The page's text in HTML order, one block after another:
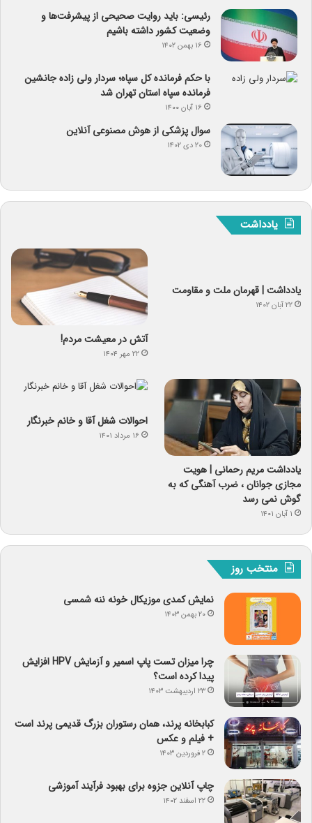
رئیسی: باید روایت صحیحی از پیشرفت‌ها و
وضعیت کشور داشته باشیم
۱۶ بهمن ۱۴۰۲
با حکم فرمانده کل سپاه؛ سردار ولی زاده جانشین
فرمانده سپاه استان تهران شد
۱۶ آبان ۱۴۰۰
سوال پزشکی از هوش مصنوعی آنلاین
۲۰ دی ۱۴۰۲
یادداشت
یادداشت | قهرمان ملت و مقاومت
۲۲ آبان ۱۴۰۲
آتش در معیشت مردم!
۲۲ مهر ۱۴۰۴
یادداشت مریم رحمانی | هویت
مجازی جوانان ، ضرب آهنگی که به
گوش نمی رسد
۱ آبان ۱۴۰۱
احوالات شغل آقا و خانم خبرنگار
۱۶ مرداد ۱۴۰۱
منتخب روز
نمایش کمدی موزیکال خونه ننه شمسی
۲۰ بهمن ۱۴۰۳
چرا میزان تست پاپ اسمیر و آزمایش HPV افزایش
پیدا کرده است؟
۲۳ اردیبهشت ۱۴۰۳
کبابخانه پرند، همان رستوران بزرگ قدیمی پرند است
+ فیلم و عکس
۲ فروردین ۱۴۰۳
چاپ آنلاین جزوه برای بهبود فرآیند آموزشی
۲۲ اسفند ۱۴۰۲